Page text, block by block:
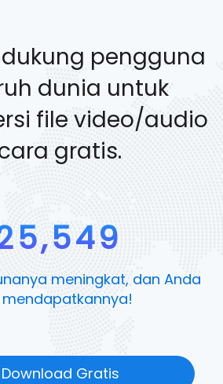
pengguna
dunia untuk
file video/audio
gratis.
meningkat, dan Anda
Download Gratis